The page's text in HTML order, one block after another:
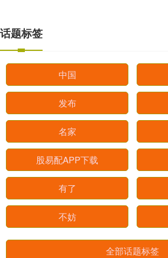
话题标签
中国
发布
名家
股易配APP下载
有了
不妨
全部话题标签